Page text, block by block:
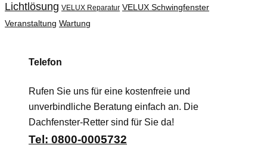
Lichtlösung VELUX Reparatur VELUX Schwingfenster
Veranstaltung Wartung
Telefon
Rufen Sie uns für eine kostenfreie und
unverbindliche Beratung einfach an. Die
Dachfenster-Retter sind für Sie da!
Tel: 0800-0005732